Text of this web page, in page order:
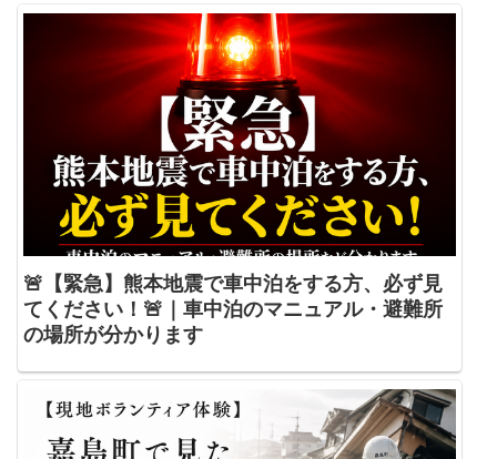
🚨【緊急】熊本地震で車中泊をする方、必ず見
てください！🚨｜車中泊のマニュアル・避難所
の場所が分かります